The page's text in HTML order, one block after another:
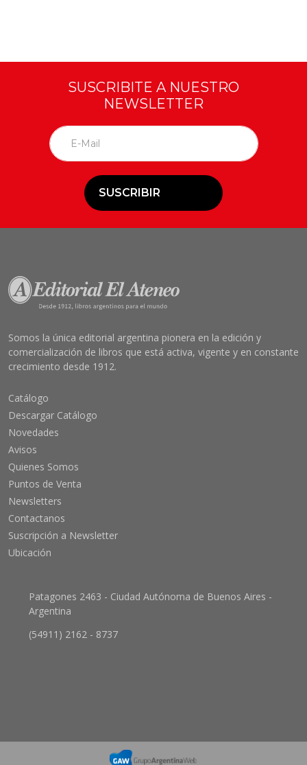
SUSCRIBITE A NUESTRO
NEWSLETTER
SUSCRIBIR
Somos la única editorial argentina pionera en la edición y
comercialización de libros que está activa, vigente y en constante
crecimiento desde 1912.
Catálogo
Descargar Catálogo
Novedades
Avisos
Quienes Somos
Puntos de Venta
Newsletters
Contactanos
Suscripción a Newsletter
Ubicación
Patagones 2463 - Ciudad Autónoma de Buenos Aires -
Argentina
(54911) 2162 - 8737